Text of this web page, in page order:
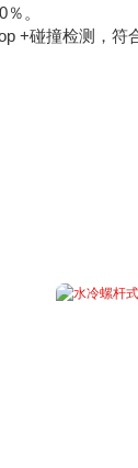
。
+碰撞检测，符